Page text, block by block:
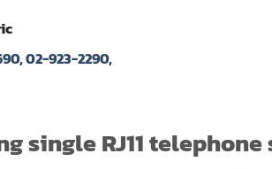
02-923-2290,
single RJ11